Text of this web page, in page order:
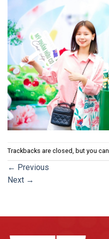
Trackbacks are closed, but you can
← Previous
Next →